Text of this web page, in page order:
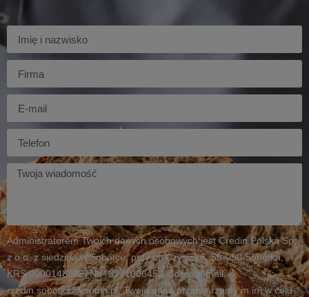
Twoja
wiadomość
Administratorem Twoich danych osobowych jest Credin Polska Sp.
z o.o. z siedzibą w Sobótce, przy ul. Czystej 6, 55-050 Sobótka,
KRS 0000148982, NIP 8971006452, adres e-mail:
credin.sobotka@credin.pl. Twoje dane przetwarzamy m.in. w celu